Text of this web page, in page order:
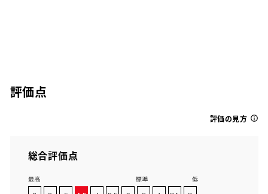
評価点
評価の見方
総合評価点